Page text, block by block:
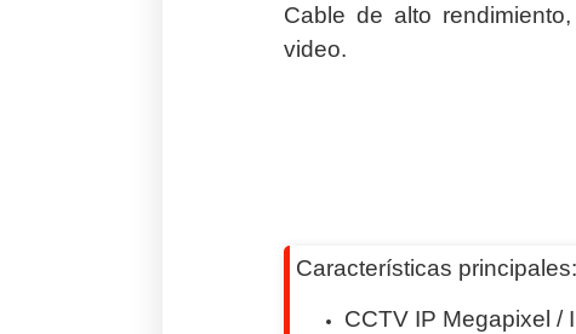
Cable de alto
video.
Características principales:
CCTV IP Megapixel /